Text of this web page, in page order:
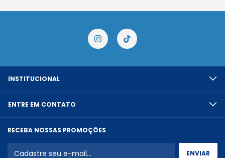
INSTITUCIONAL
ENTRE EM CONTATO
RECEBA NOSSAS PROMOÇÕES